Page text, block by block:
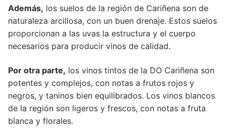
Además, los suelos de la región de Cariñena son de
naturaleza arcillosa, con un buen drenaje. Estos suelos
proporcionan a las uvas la estructura y el cuerpo
necesarios para producir vinos de calidad.
Por otra parte, los vinos tintos de la DO Cariñena son
potentes y complejos, con notas a frutos rojos y
negros, y taninos bien equilibrados. Los vinos blancos
de la región son ligeros y frescos, con notas a fruta
blanca y florales.